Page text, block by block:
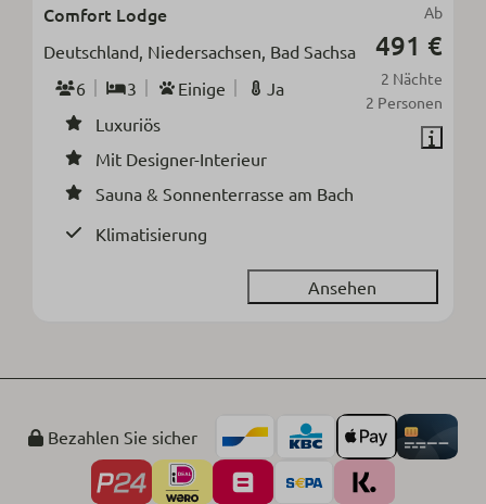
Ab
491 €
2 Nächte
2 Personen
Comfort Lodge
Deutschland, Niedersachsen, Bad Sachsa
6
3 Einige
Ja
Luxuriös
Mit Designer-Interieur
Sauna & Sonnenterrasse am Bach
Klimatisierung
Ansehen
Bezahlen Sie sicher